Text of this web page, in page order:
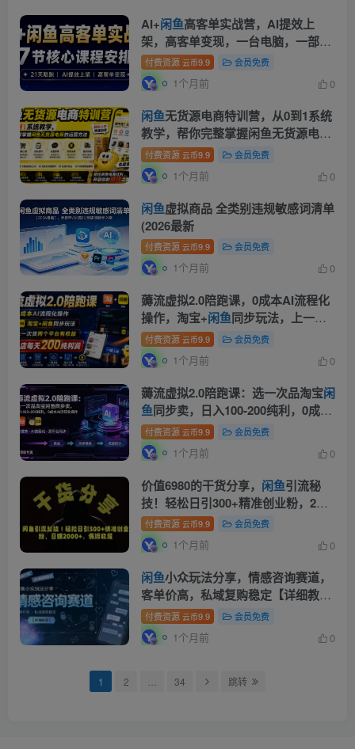
AI+闲鱼高客单实战营，AI提效上
架，高客单变现，一台电脑，一部手
机，零囤货，15天卖了14W+
付费资源 云币9.9 会员免费
1个月前 0
闲鱼无货源电商特训营，从0到1系统
教学，帮你完整掌握闲鱼无货源电商
的运营方法
付费资源 云币9.9 会员免费
1个月前 0
闲鱼虚拟商品 全类别违规敏感词清单
(2026最新
付费资源 云币9.9 会员免费
1个月前 0
薅流虚拟2.0陪跑课，0成本AI流程化
操作，淘宝+闲鱼同步玩法，上一次
货两个平台有收益，单店每天200纯
利润
付费资源 云币9.9 会员免费
1个月前 0
薅流虚拟2.0陪跑课：选一次品淘宝闲
鱼同步卖，日入100-200纯利，0成本
AI流程化操作
付费资源 云币9.9 会员免费
1个月前 0
价值6980的干货分享， 闲鱼引流秘
技！轻松日引300+精准创业粉，2年
翻身实现财务自由
付费资源 云币9.9 会员免费
1个月前 0
闲鱼小众玩法分享，情感咨询赛道，
客单价高，私域复购稳定【详细教
程】
付费资源 云币9.9 会员免费
1个月前 0
1 2 34 跳转